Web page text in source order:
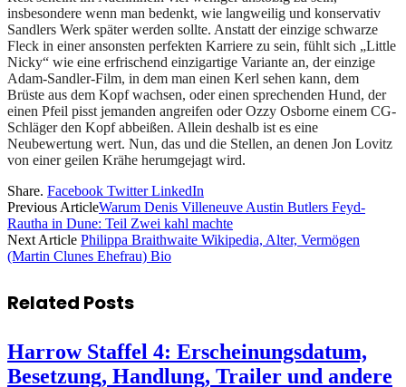
insbesondere wenn man bedenkt, wie langweilig und konservativ
Sandlers Werk später werden sollte. Anstatt der einzige schwarze
Fleck in einer ansonsten perfekten Karriere zu sein, fühlt sich „Little
Nicky“ wie eine erfrischend einzigartige Variante an, der einzige
Adam-Sandler-Film, in dem man einen Kerl sehen kann, dem
Brüste aus dem Kopf wachsen, oder einen sprechenden Hund, der
einen Pfeil pisst jemanden angreifen oder Ozzy Osborne einem CG-
Schläger den Kopf abbeißen. Allein deshalb ist es eine
Neubewertung wert. Nun, das und die Stellen, an denen Jon Lovitz
von einer geilen Krähe herumgejagt wird.
Share. Facebook Twitter LinkedIn
Previous ArticleWarum Denis Villeneuve Austin Butlers Feyd-
Rautha in Dune: Teil Zwei kahl machte
Next Article Philippa Braithwaite Wikipedia, Alter, Vermögen
(Martin Clunes Ehefrau) Bio
Related Posts
Harrow Staffel 4: Erscheinungsdatum,
Besetzung, Handlung, Trailer und andere